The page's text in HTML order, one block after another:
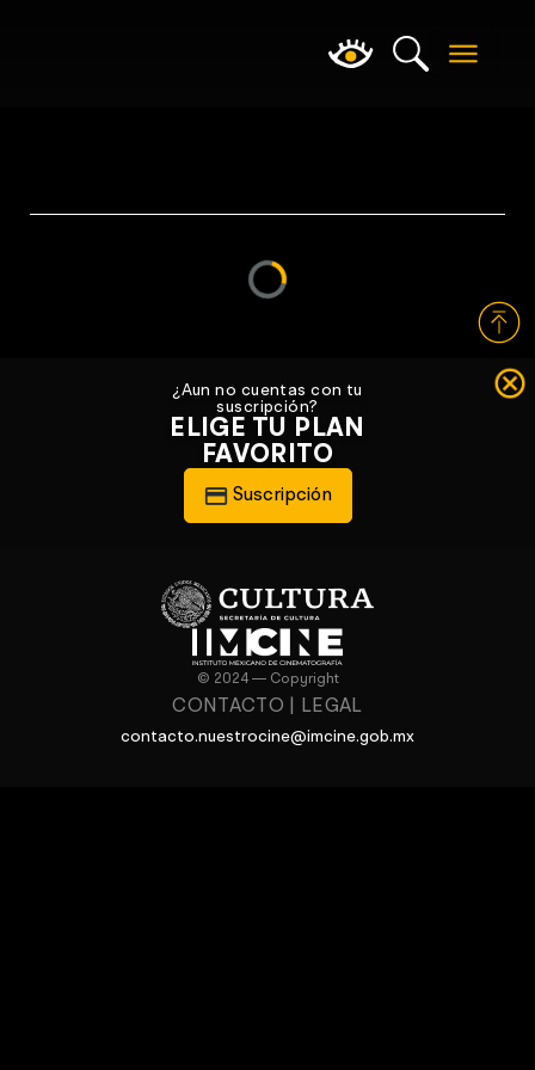
¿Aun no cuentas con tu
suscripción?
ELIGE TU PLAN
FAVORITO
Suscripción
© 2024 — Copyright
CONTACTO LEGAL
contacto.nuestrocine@imcine.gob.mx